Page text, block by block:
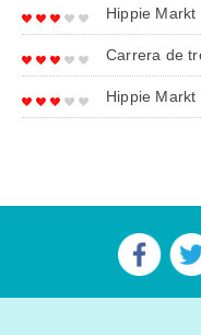
Hippie Markt
Carrera de
Hippie Markt